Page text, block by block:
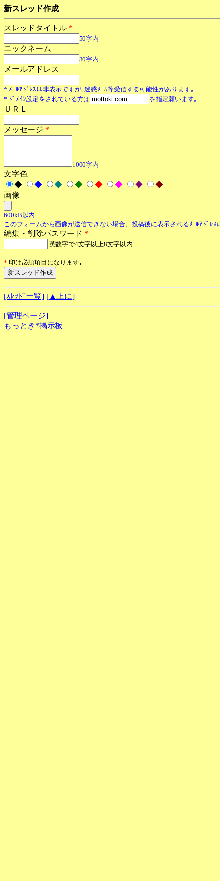
新スレッド作成
スレッドタイトル *
50字内
ニックネーム
30字内
メールアドレス
* ﾒｰﾙｱﾄﾞﾚｽは非表示ですが､迷惑ﾒｰﾙ等受信する可能性があります｡
* ﾄﾞﾒｲﾝ設定をされている方は
を指定願います｡
ＵＲＬ
メッセージ *
1000字内
文字色
◆
◆ ◆ ◆ ◆ ◆ ◆
◆
画像
600kB以内
このフォームから画像が送信できない場合、投稿後に表示されるﾒｰﾙｱﾄﾞﾚ
編集・削除パスワード *
英数字で4文字以上8文字以内
* 印は必須項目になります｡
[ｽﾚｯﾄﾞ一覧] [▲上に]
[管理ページ]
もっとき*掲示板